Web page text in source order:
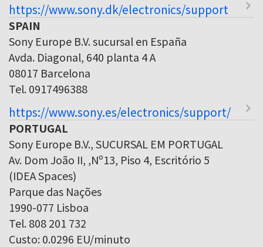
https://www.sony.dk/electronics/support
SPAIN
Sony Europe B.V. sucursal en España
Avda. Diagonal, 640 planta 4 A
08017 Barcelona
Tel. 0917496388
https://www.sony.es/electronics/support/
PORTUGAL
Sony Europe B.V., SUCURSAL EM PORTUGAL
Av. Dom João II, ,Nº13, Piso 4, Escritório 5
(IDEA Spaces)
Parque das Nações
1990-077 Lisboa
Tel. 808 201 732
Custo: 0.0296 EU/minuto